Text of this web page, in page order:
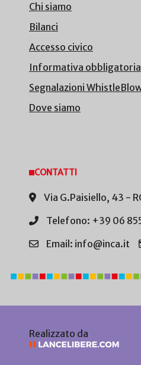
Chi siamo
Bilanci
Accesso civico
Informativa obbligatoria
Segnalazioni
Dove siamo
CONTATTI
Via G.Paisiello, 43 -
Telefono: +39 06
Email: info@inca.it
Realizzato da